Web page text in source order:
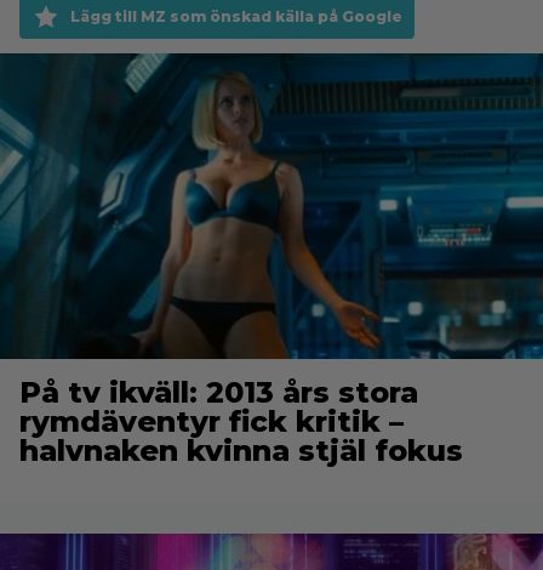
Lägg till MZ som önskad källa på Google
På tv ikväll: 2013 års stora
rymdäventyr fick kritik –
halvnaken kvinna stjäl fokus